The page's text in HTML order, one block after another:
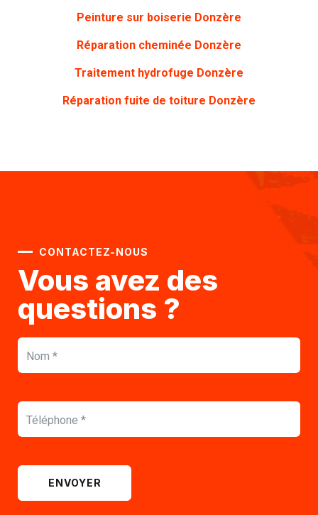
Peinture sur boiserie Donzère
Réparation cheminée Donzère
Traitement hydrofuge Donzère
Réparation fuite de toiture Donzère
CONTACTEZ-NOUS
Vous avez des
questions ?
ENVOYER